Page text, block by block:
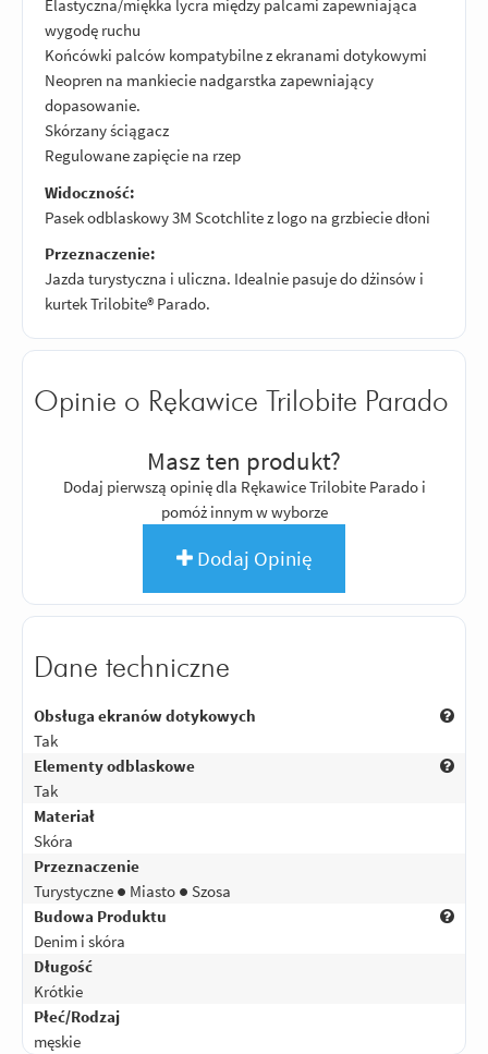
Elastyczna/miękka lycra między palcami zapewniająca
wygodę ruchu
Końcówki palców kompatybilne z ekranami dotykowymi
Neopren na mankiecie nadgarstka zapewniający
dopasowanie.
Skórzany ściągacz
Regulowane zapięcie na rzep
Widoczność:
Pasek odblaskowy 3M Scotchlite z logo na grzbiecie dłoni
Przeznaczenie:
Jazda turystyczna i uliczna. Idealnie pasuje do dżinsów i
kurtek Trilobite® Parado.
Opinie o Rękawice Trilobite Parado
Masz ten produkt?
Dodaj pierwszą opinię dla Rękawice Trilobite Parado i
pomóż innym w wyborze
Dodaj Opinię
Dane techniczne
Obsługa ekranów dotykowych
Tak
Elementy odblaskowe
Tak
Materiał
Skóra
Przeznaczenie
Turystyczne ● Miasto ● Szosa
Budowa Produktu
Denim i skóra
Długość
Krótkie
Płeć/Rodzaj
męskie